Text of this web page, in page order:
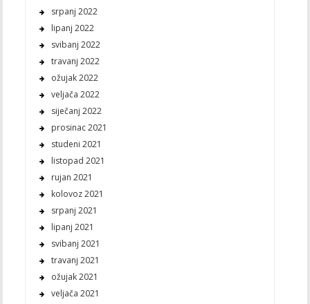
srpanj 2022
lipanj 2022
svibanj 2022
travanj 2022
ožujak 2022
veljača 2022
siječanj 2022
prosinac 2021
studeni 2021
listopad 2021
rujan 2021
kolovoz 2021
srpanj 2021
lipanj 2021
svibanj 2021
travanj 2021
ožujak 2021
veljača 2021